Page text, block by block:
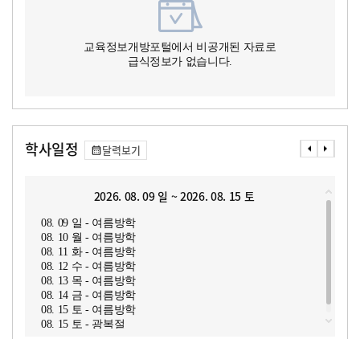
교육정보개방포털에서 비공개된 자료로
급식정보가 없습니다.
학사일정 달력보기
2026. 08. 09 일 ~ 2026. 08. 15 토
08. 09 일 - 여름방학
08. 10 월 - 여름방학
08. 11 화 - 여름방학
08. 12 수 - 여름방학
08. 13 목 - 여름방학
08. 14 금 - 여름방학
08. 15 토 - 여름방학
08. 15 토 - 광복절